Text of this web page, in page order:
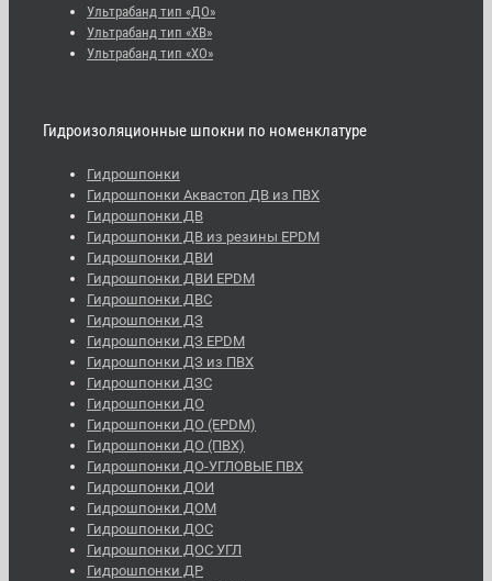
Ультрабанд тип «ДО»
Ультрабанд тип «ХВ»
Ультрабанд тип «ХО»
Гидроизоляционные шпокни по номенклатуре
Гидрошпонки
Гидрошпонки Аквастоп ДВ из ПВХ
Гидрошпонки ДВ
Гидрошпонки ДВ из резины EPDM
Гидрошпонки ДВИ
Гидрошпонки ДВИ EPDM
Гидрошпонки ДВС
Гидрошпонки ДЗ
Гидрошпонки ДЗ EPDM
Гидрошпонки ДЗ из ПВХ
Гидрошпонки ДЗС
Гидрошпонки ДО
Гидрошпонки ДО (EPDM)
Гидрошпонки ДО (ПВХ)
Гидрошпонки ДО-УГЛОВЫЕ ПВХ
Гидрошпонки ДОИ
Гидрошпонки ДОМ
Гидрошпонки ДОС
Гидрошпонки ДОС УГЛ
Гидрошпонки ДР